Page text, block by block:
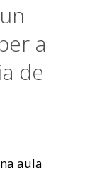
a
de
aula